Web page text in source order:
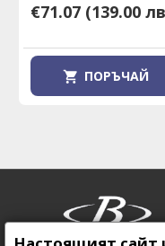
€71.07 (139.00
ПОРЪЧАЙ